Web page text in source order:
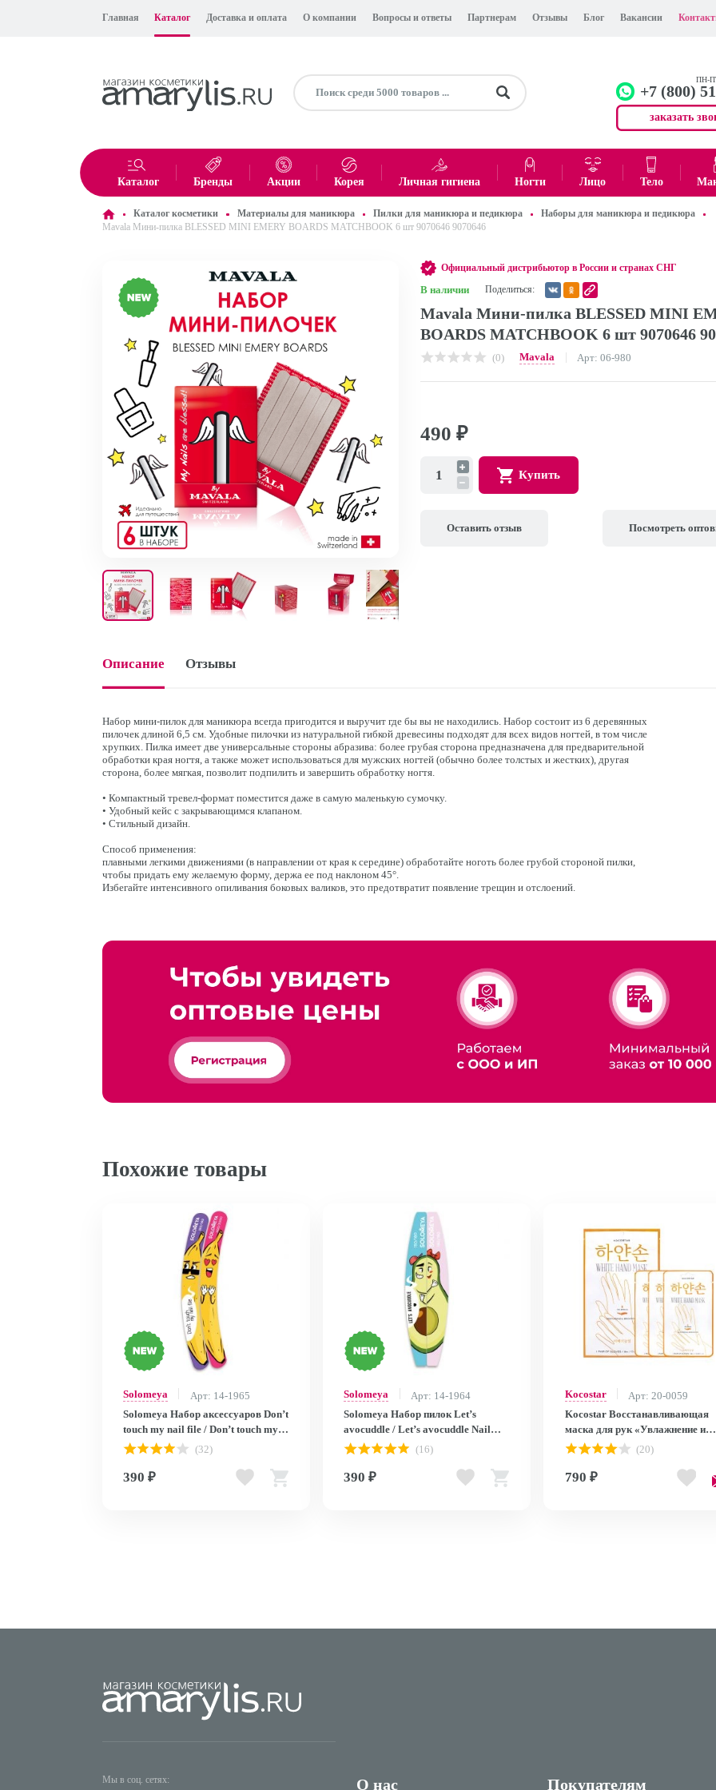
Главная Каталог Доставка и оплата О компании Вопросы и ответы Партнерам Отзывы Блог Вакансии
ПН-
+7 (800)
заказать
Офис +7 (499)
Итого: 0 ₽
Каталог Бренды Акции Корея Личная гигиена Ногти Лицо Тело
Каталог косметики Материалы для маникюра Пилки для маникюра и педикюра
Наборы для маникюра и педикюра
Mavala Мини-пилка BLESSED MINI EMERY BOARDS MATCHBOOK 6 шт 9070646 9070646
Официальный дистрибьютор в России и странах СНГ
В наличии Поделиться:
Mavala Мини-пилка BLESSED MINI
BOARDS MATCHBOOK 6 шт 9070646
(0) Mavala Арт: 06-980
490 ₽
Купить
Оставить отзыв Посмотреть
Описание Отзывы
Набор мини-пилок для маникюра всегда пригодится и выручит где бы вы не находились. Набор состоит из 6 деревянных
пилочек длиной 6,5 см. Удобные пилочки из натуральной гибкой древесины подходят для всех видов ногтей, в том числе
хрупких. Пилка имеет две универсальные стороны абразива: более грубая сторона предназначена для предварительной
обработки края ногтя, а также может использоваться для мужских ногтей (обычно более толстых и жестких), другая
сторона, более мягкая, позволит подпилить и завершить обработку ногтя.
• Компактный тревел-формат поместится даже в самую маленькую сумочку.
• Удобный кейс с закрывающимся клапаном.
• Стильный дизайн.
Способ применения:
плавными легкими движениями (в направлении от края к середине) обработайте ноготь более грубой стороной пилки,
чтобы придать ему желаемую форму, держа ее под наклоном 45°.
Избегайте интенсивного опиливания боковых валиков, это предотвратит появление трещин и отслоений.
Похожие товары
Solomeya
Арт: 14-1965
Solomeya Набор аксессуаров Don’t
touch my nail file / Don’t touch my
nail file Accessory Kit , 2 шт.
(32)
390 ₽
Solomeya
Арт: 14-1964
Solomeya Набор пилок Let’s
avocuddle / Let’s avocuddle Nail
files, 2 шт.
(16)
390 ₽
Kocostar
Арт: 20-0059
Kocostar Восстанавливающая
маска для рук «Увлажнение и
Сияние» Набор из 3 шт. 3 х 8 мл
White Hand Mask
(20)
790 ₽
Мы в соц. сетях: О нас Покупателям